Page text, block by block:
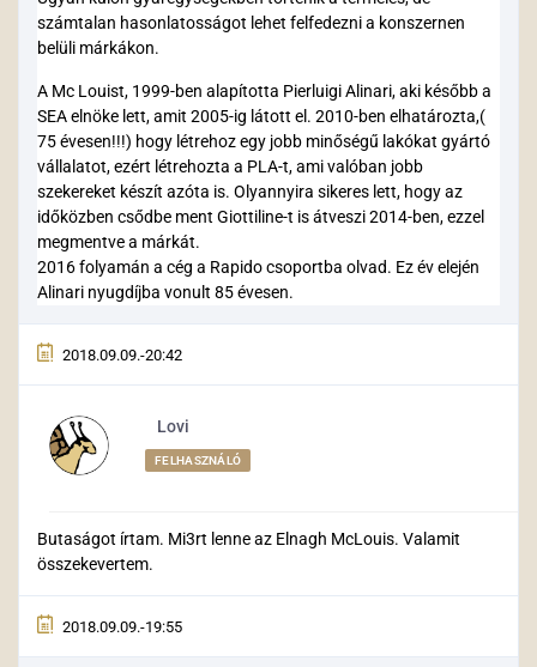
számtalan hasonlatosságot lehet felfedezni a konszernen
belüli márkákon.
A Mc Louist, 1999-ben alapította Pierluigi Alinari, aki később a
SEA elnöke lett, amit 2005-ig látott el. 2010-ben elhatározta,(
75 évesen!!!) hogy létrehoz egy jobb minőségű lakókat gyártó
vállalatot, ezért létrehozta a PLA-t, ami valóban jobb
szekereket készít azóta is. Olyannyira sikeres lett, hogy az
időközben csődbe ment Giottiline-t is átveszi 2014-ben, ezzel
megmentve a márkát.
2016 folyamán a cég a Rapido csoportba olvad. Ez év elején
Alinari nyugdíjba vonult 85 évesen.
2018.09.09.-20:42
Lovi
FELHASZNÁLÓ
Butaságot írtam. Mi3rt lenne az Elnagh McLouis. Valamit
összekevertem.
2018.09.09.-19:55